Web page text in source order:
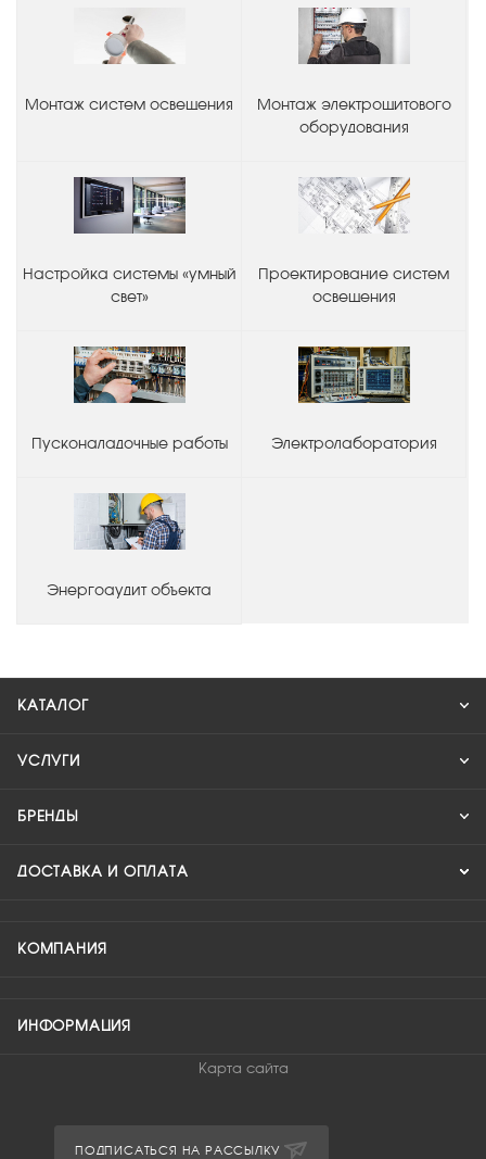
Монтаж систем освещения
Монтаж электрощитового
оборудования
Настройка системы «умный
свет»
Проектирование систем
освещения
Пусконаладочные работы Электролаборатория
Энергоаудит объекта
КАТАЛОГ
УСЛУГИ
БРЕНДЫ
ДОСТАВКА И ОПЛАТА
КОМПАНИЯ
ИНФОРМАЦИЯ
Карта сайта
ПОДПИСАТЬСЯ НА РАССЫЛКУ